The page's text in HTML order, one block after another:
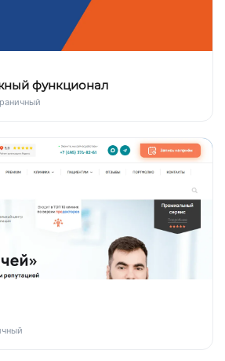
функционал